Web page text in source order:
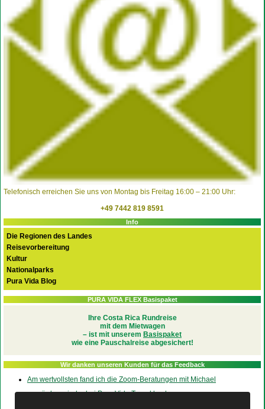
Telefonisch erreichen Sie uns von Montag bis Freitag 16:00 – 21:00 Uhr:
+49 7442 819 8591
Info
Die Regionen des Landes
Reisevorbereitung
Kultur
Nationalparks
Pura Vida Blog
PURA VIDA FLEX Basispaket
Ihre Costa Rica Rundreise
mit dem Mietwagen
– ist mit unserem Basispaket
wie eine Pauschalreise abgesichert!
Wir danken unseren Kunden für das Feedback
Am wertvollsten fand ich die Zoom-Beratungen mit Michael
… würden wieder bei Pura Vida Travel buchen